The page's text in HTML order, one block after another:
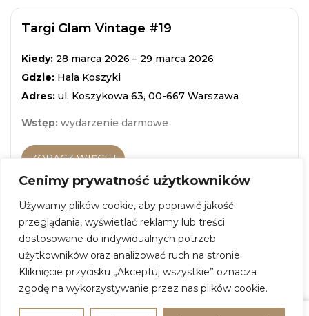
Cenimy prywatność użytkowników
Używamy plików cookie, aby poprawić jakość
przeglądania, wyświetlać reklamy lub treści
dostosowane do indywidualnych potrzeb
użytkowników oraz analizować ruch na stronie.
Kliknięcie przycisku „Akceptuj wszystkie” oznacza
zgodę na wykorzystywanie przez nas plików cookie.
Targi Glam Vintage #19
Kiedy: 28 marca 2026 – 29 marca 2026
Gdzie: Hala Koszyki
Adres: ul. Koszykowa 63, 00-667 Warszawa
Wstęp: wydarzenie darmowe
ZOBACZ WIĘCEJ
+
−